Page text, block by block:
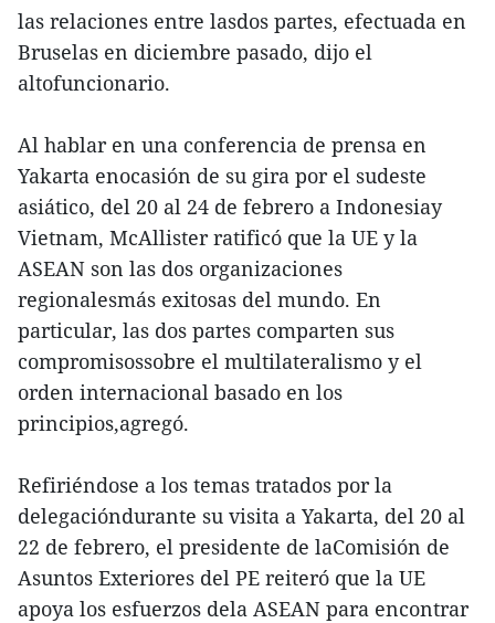
las relaciones entre lasdos partes, efectuada en
Bruselas en diciembre pasado, dijo el
altofuncionario.
Al hablar en una conferencia de prensa en
Yakarta enocasión de su gira por el sudeste
asiático, del 20 al 24 de febrero a Indonesiay
Vietnam, McAllister ratificó que la UE y la
ASEAN son las dos organizaciones
regionalesmás exitosas del mundo. En
particular, las dos partes comparten sus
compromisossobre el multilateralismo y el
orden internacional basado en los
principios,agregó.
Refiriéndose a los temas tratados por la
delegacióndurante su visita a Yakarta, del 20 al
22 de febrero, el presidente de laComisión de
Asuntos Exteriores del PE reiteró que la UE
apoya los esfuerzos dela ASEAN para encontrar